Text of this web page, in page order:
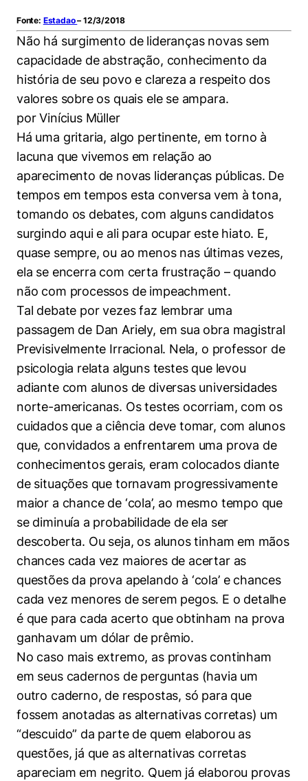
Todas as Engenharias
Engenharia de Computação
Engenharia de Produção
Engenharia Mecânica
Engenharia Mecatrônica
Direito
Economia
Negócios
Políticas Públicas
Sustentabilidade
Tecnologia e Dados
Prêmio Duda Ermírio de Moraes
Como funciona
Resolução Eficaz de Problemas
Oportunidade de Negócios
Trabalhe conosco
Sala de Imprensa
Biblioteca Telles
Repositório Institucional
Pesquisa na Graduação
Seminários Acadêmicos
Comitê de Ética em Pesquisa
Notícias
Instagram
Direito
Áreas de Conhecimento
Prêmios de Excelência
Ensino e aprendizagem
Atendimento
Visite o Insper
Canal de Ética
Ouvidoria
Portal da Privacidade
Fonte: Estadao– 12/3/2018
Não há surgimento de lideranças novas sem
capacidade de abstração, conhecimento da
história de seu povo e clareza a respeito dos
valores sobre os quais ele se ampara.
por Vinícius Müller
Há uma gritaria, algo pertinente, em torno à
lacuna que vivemos em relação ao
aparecimento de novas lideranças públicas. De
tempos em tempos esta conversa vem à tona,
tomando os debates, com alguns candidatos
surgindo aqui e ali para ocupar este hiato. E,
quase sempre, ou ao menos nas últimas vezes,
ela se encerra com certa frustração – quando
não com processos de impeachment.
Tal debate por vezes faz lembrar uma
passagem de Dan Ariely, em sua obra magistral
Previsivelmente Irracional. Nela, o professor de
psicologia relata alguns testes que levou
adiante com alunos de diversas universidades
norte-americanas. Os testes ocorriam, com os
cuidados que a ciência deve tomar, com alunos
que, convidados a enfrentarem uma prova de
conhecimentos gerais, eram colocados diante
de situações que tornavam progressivamente
maior a chance de ‘cola’, ao mesmo tempo que
se diminuía a probabilidade de ela ser
descoberta. Ou seja, os alunos tinham em mãos
chances cada vez maiores de acertar as
questões da prova apelando à ‘cola’ e chances
cada vez menores de serem pegos. E o detalhe
é que para cada acerto que obtinham na prova
ganhavam um dólar de prêmio.
No caso mais extremo, as provas continham
em seus cadernos de perguntas (havia um
outro caderno, de respostas, só para que
fossem anotadas as alternativas corretas) um
“descuido” da parte de quem elaborou as
questões, já que as alternativas corretas
apareciam em negrito. Quem já elaborou provas